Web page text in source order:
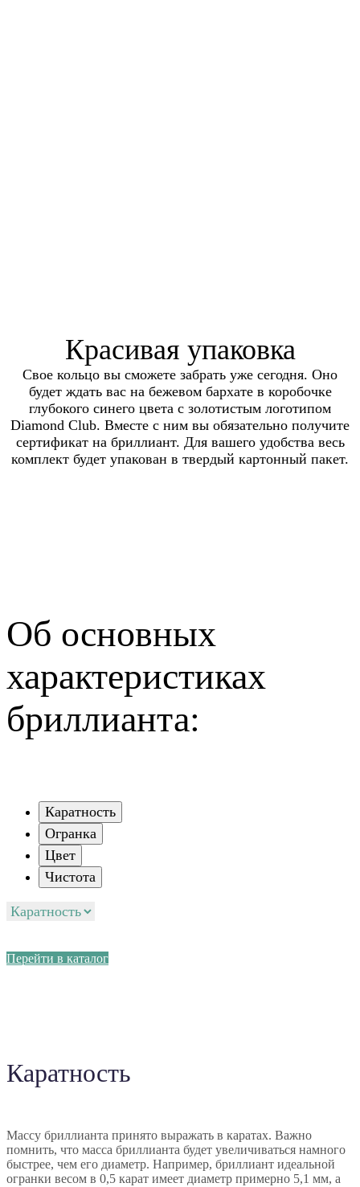
Красивая упаковка
Свое кольцо вы сможете забрать уже сегодня. Оно
будет ждать вас на бежевом бархате в коробочке
глубокого синего цвета с золотистым логотипом
Diamond Club. Вместе с ним вы обязательно получите
сертификат на бриллиант. Для вашего удобства весь
комплект будет упакован в твердый картонный пакет.
Об основных
характеристиках
бриллианта:
Каратность
Огранка
Цвет
Чистота
Перейти в каталог
Каратность